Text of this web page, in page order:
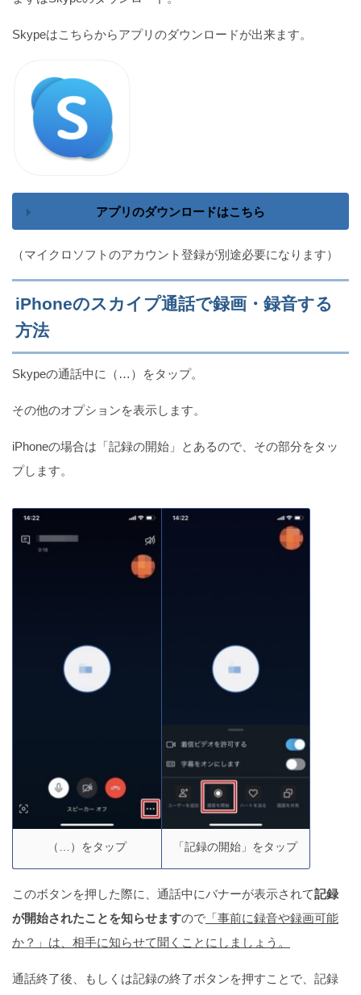
理由
（iPhone版）
（iPhone）
【キャッシュ削除】Twitterアプリの容量を減らす方法
iPhone版！LINEでブロックされた相手に連絡を取る
Skypeはこちらからアプリのダウンロードが出来ます。
アプリのダウンロードはこちら
（マイクロソフトのアカウント登録が別途必要になります）
iPhoneのスカイプ通話で録画・録音する
方法
Skypeの通話中に（…）をタップ。
その他のオプションを表示します。
iPhoneの場合は「記録の開始」とあるので、その部分をタッ
プします。
（…）をタップ 「記録の開始」をタップ
このボタンを押した際に、通話中にバナーが表示されて記録
が開始されたことを知らせますので 「事前に録音や録画可能
か？」は、相手に知らせて聞くことにしましょう。
通話終了後、もしくは記録の終了ボタンを押すことで、記録